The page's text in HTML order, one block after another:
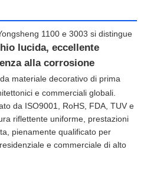
1100 e 3003 si distingue
lucida, eccellente
alla corrosione
da materiale decorativo di prima
e commerciali globali.
da ISO9001, RoHS, FDA, TUV e
riflettente uniforme, prestazioni
pienamente qualificato per
e commerciale di alto